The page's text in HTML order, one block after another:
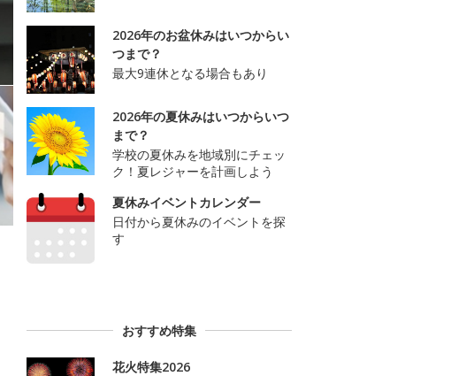
2026年のお盆休みはいつからい
つまで？
最大9連休となる場合もあり
2026年の夏休みはいつからいつ
まで？
学校の夏休みを地域別にチェッ
ク！夏レジャーを計画しよう
夏休みイベントカレンダー
日付から夏休みのイベントを探
す
おすすめ特集
花火特集2026